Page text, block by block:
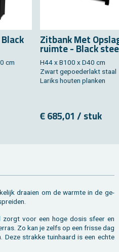
cm
Zit­bank Met
ruim­te - Black
H44 x B100 x D40 cm
Zwart ge­poe­der­lakt staal
La­riks hou­ten plan­ken
€ 685,01 / stuk
zorgt voor een hoge dosis sfeer en
Zo kan je zelfs op een fris­se dag
Deze strak­ke tuin­haard is een echte